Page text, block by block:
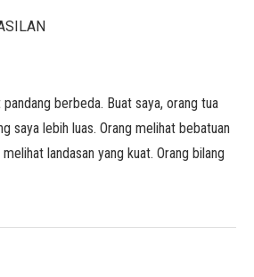
berbeda. Buat saya, orang tua
saya lebih luas. Orang melihat bebatuan
landasan yang kuat. Orang bilang